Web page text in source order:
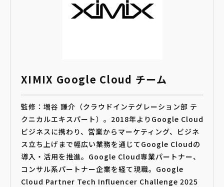
XIMIX Google Cloud チーム
監修：増谷 謙介（クラウドインテグレーション部 テ
クニカルエキスパート）。2018年よりGoogle Cloud
ビジネスに携わり、営業からマーケティング、ビジネ
ス立ち上げまで幅広い業務を通じてGoogle Cloudの
導入・活用を推進。Google Cloud専業パートナー、
コンサル系パートナー企業を経て現職。Google
Cloud Partner Tech Influencer Challenge 2025